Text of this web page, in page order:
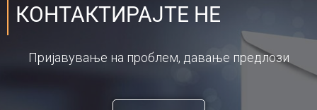
КОНТАКТИРАЈТЕ НЕ
Пријавување на проблем, давање предлози